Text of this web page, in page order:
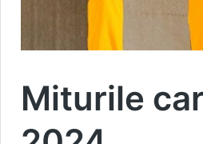
Miturile